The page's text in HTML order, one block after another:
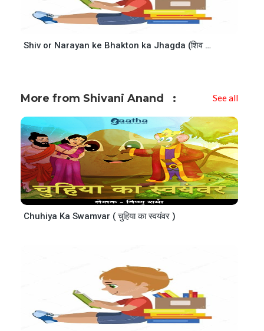
Shiv or Narayan ke Bhakton ka Jhagda (शिव और नारायण के भक्तों का झगड़ा)
More from Shivani Anand See all
Chuhiya Ka Swamvar ( चुहिया का स्वयंवर )